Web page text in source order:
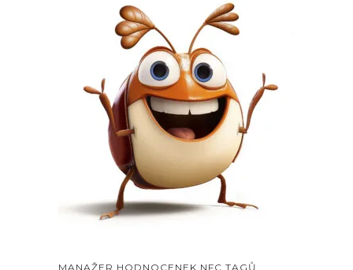
MANAŽER HODNOCENEK NFC TAGŮ